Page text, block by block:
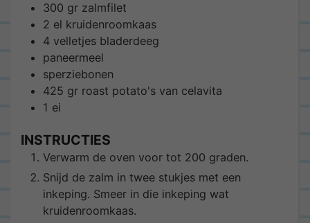
300 gr zalmfilet
2 el kruidenroomkaas
4 velletjes bladerdeeg
paneermeel
sperziebonen
425 gr roast potato's van celavita
1 ei
INSTRUCTIES
Verwarm de oven voor tot 200 graden.
Snijd de zalm in twee stukjes met een
inkeping. Smeer in die inkeping wat
kruidenroomkaas.